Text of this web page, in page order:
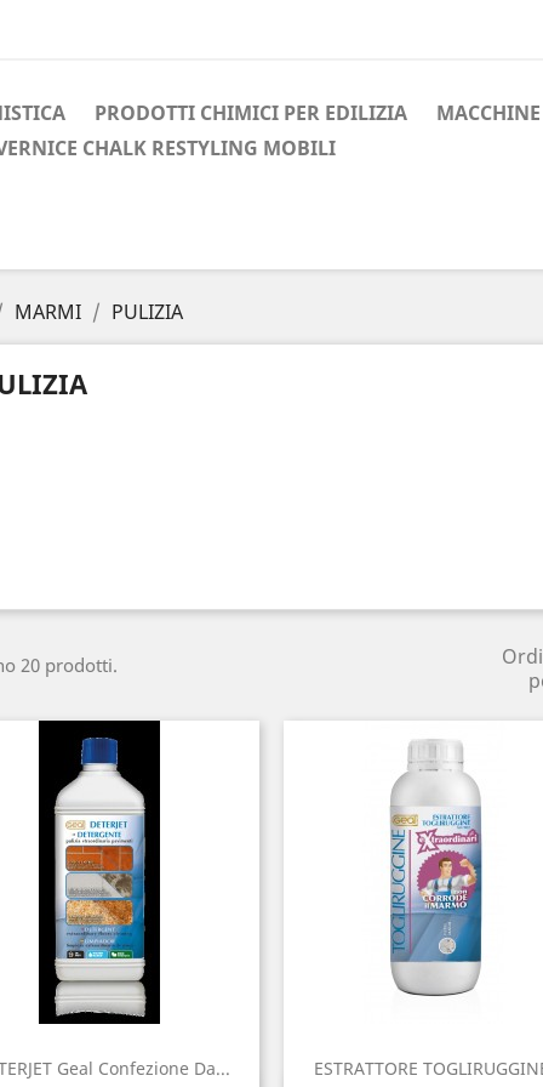
PRODOTTI CHIMICI PER EDILIZIA
CHALK RESTYLING MOBILI
MARMI PULIZIA
20 prodotti.
Geal Confezione Da... ESTRATTORE